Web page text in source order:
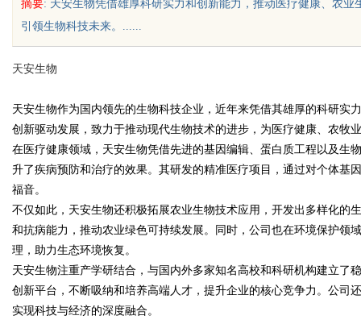
uz
摘要: 天安生物凭借雄厚科研实力和创新能力，推动医疗健康、农
引领生物科技未来。......
天安生物
天安生物作为国内领先的生物科技企业，近年来凭借其雄厚的科研实
创新驱动发展，致力于推动现代生物技术的进步，为医疗健康、农牧
在医疗健康领域，天安生物凭借先进的基因编辑、蛋白质工程以及生
升了疾病预防和治疗的效果。其研发的精准医疗项目，通过对个体基
福音。
不仅如此，天安生物还积极拓展农业生物技术应用，开发出多样化的
和抗病能力，推动农业绿色可持续发展。同时，公司也在环境保护领
理，助力生态环境恢复。
天安生物注重产学研结合，与国内外多家知名高校和科研机构建立了
创新平台，不断吸纳和培养高端人才，提升企业的核心竞争力。公司
实现科技与经济的深度融合。
配眼镜